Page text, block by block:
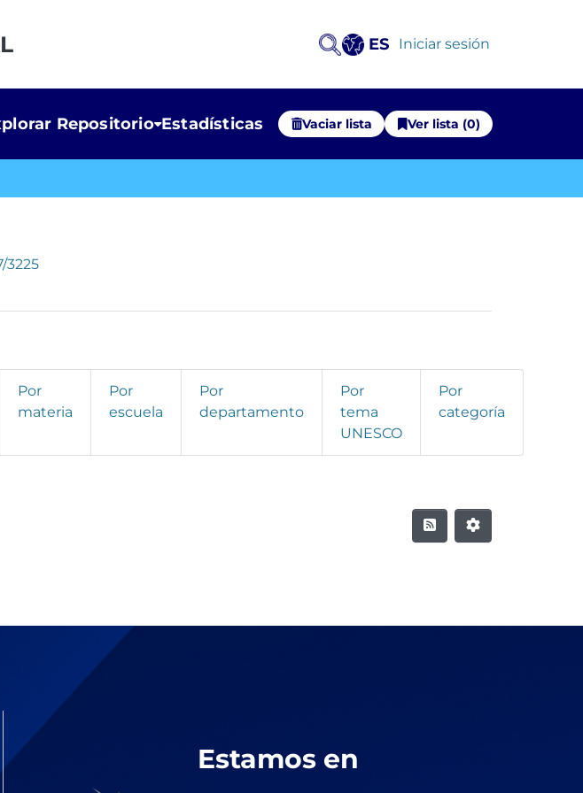
ES Iniciar sesión
Repositorio Estadísticas Vaciar lista Ver lista (0)
3225
Por
materia
Por
escuela
Por
departamento
Por
tema
UNESCO
Por
categoría
Estamos en